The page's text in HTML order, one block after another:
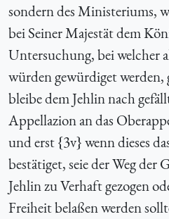
sondern des Ministeriums,
bei Seiner Majestät dem
Untersuchung, bei welcher
würden gewürdiget werden,
bleibe dem Jehlin nach
Appellazion an das
und erst {3v} wenn dieses
bestätiget, seie der Weg der
Jehlin zu Verhaft gezogen
Freiheit belaßen werden